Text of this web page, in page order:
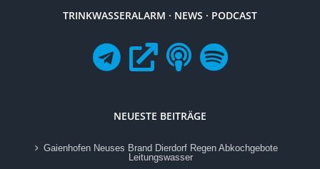
TRINKWASSERALARM · NEWS · PODCAST
NEUESTE BEITRÄGE
Gaienhofen Neuses Brand Dierdorf Regen Abkochgebote
Leitungswasser